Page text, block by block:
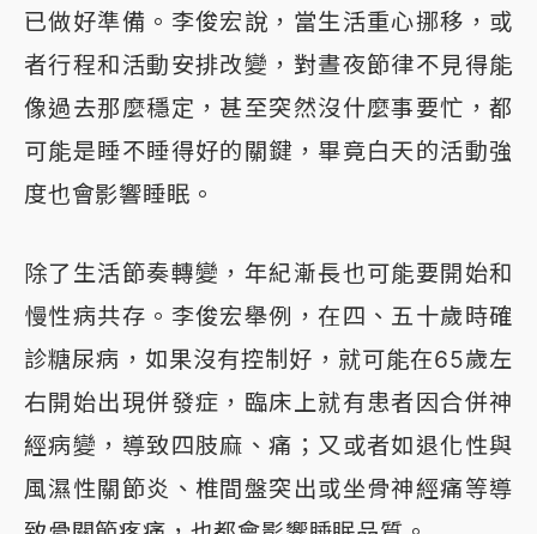
已做好準備。李俊宏說，當生活重心挪移，或
者行程和活動安排改變，對晝夜節律不見得能
像過去那麼穩定，甚至突然沒什麼事要忙，都
可能是睡不睡得好的關鍵，畢竟白天的活動強
度也會影響睡眠。
除了生活節奏轉變，年紀漸長也可能要開始和
慢性病共存。李俊宏舉例，在四、五十歲時確
診糖尿病，如果沒有控制好，就可能在65歲左
右開始出現併發症，臨床上就有患者因合併神
經病變，導致四肢麻、痛；又或者如退化性與
風濕性關節炎、椎間盤突出或坐骨神經痛等導